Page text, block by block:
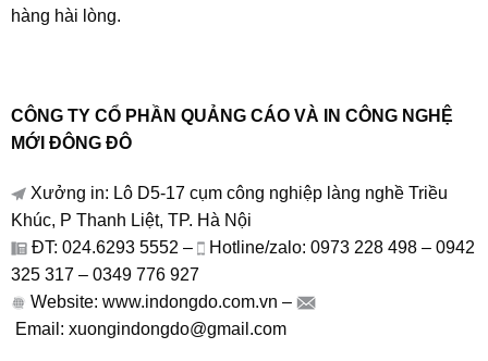
hàng hài lòng.
CÔNG TY CỔ PHẦN QUẢNG CÁO VÀ IN CÔNG NGHỆ
MỚI ĐÔNG ĐÔ
Xưởng in: Lô D5-17 cụm công nghiệp làng nghề Triều
Khúc, P Thanh Liệt, TP. Hà Nội
ĐT: 024.6293 5552 –
Hotline/zalo: 0973 228 498 – 0942
325 317 – 0349 776 927
Website: www.indongdo.com.vn –
Email: xuongindongdo@gmail.com